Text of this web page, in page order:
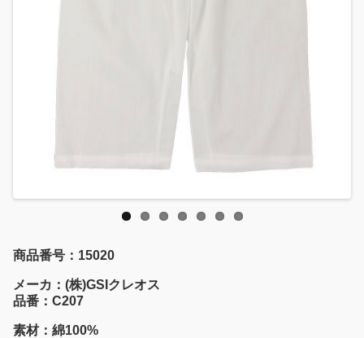
商品番号：15020
メーカ：(株)GSIクレオス
品番：C207
素材：綿100%